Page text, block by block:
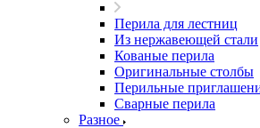
Перила для лестниц
Из нержавеющей стали
Кованые перила
Оригинальные столбы
Перильные
Сварные перила
Разное